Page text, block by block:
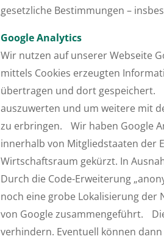
gesetzliche Bestimmungen –
Google Analytics
Wir nutzen auf unserer Webseite
mittels Cookies erzeugten
übertragen und dort gespeichert.
auszuwerten und um weitere mit
zu erbringen. Wir haben Google
innerhalb von Mitgliedstaaten der
Wirtschaftsraum gekürzt. In
Durch die Code-Erweiterung
noch eine grobe Lokalisierung der
von Google zusammengeführt.
verhindern. Eventuell können